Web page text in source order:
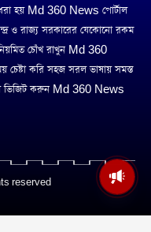
হয় Md 360 News পোর্টাল
ও রাজ্য সরকারের যেকোনো রকম
চোঁখ রাখুন Md 360
চেষ্টা করি সহজ সরল ভাষায় সমস্ত
ভিজিট করুন Md 360 News
reserved